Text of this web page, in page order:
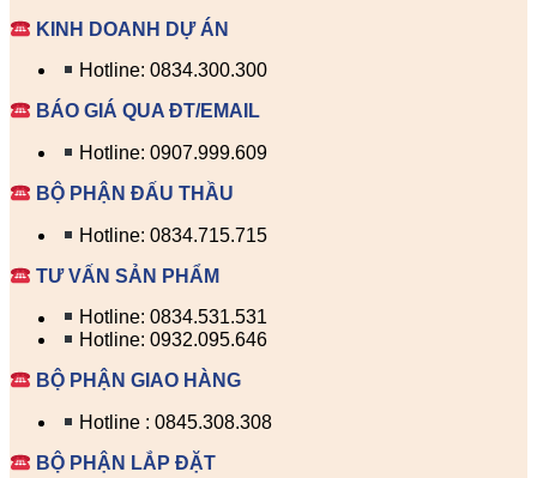
KINH DOANH DỰ ÁN
Hotline: 0834.300.300
BÁO GIÁ QUA ĐT/EMAIL
Hotline: 0907.999.609
BỘ PHẬN ĐẤU THẦU
Hotline: 0834.715.715
TƯ VẤN SẢN PHẨM
Hotline: 0834.531.531
Hotline: 0932.095.646
BỘ PHẬN GIAO HÀNG
Hotline : 0845.308.308
BỘ PHẬN LẮP ĐẶT